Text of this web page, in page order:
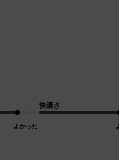
よかった
快適さ